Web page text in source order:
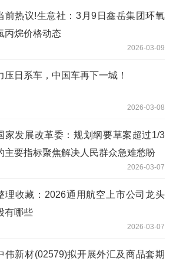
前热议!生意社：3月9日鑫岳集团环氧
丙烷价格动态
2026-03-09
压日系车，中国车再下一城！
2026-03-08
家发展改革委：规划纲要草案超过1/3
主要指标聚焦解决人民群众急难愁盼
2026-03-07
理收藏：2026通用航空上市公司龙头
有哪些
2026-03-07
伟新材(02579)拟开展外汇及商品套期